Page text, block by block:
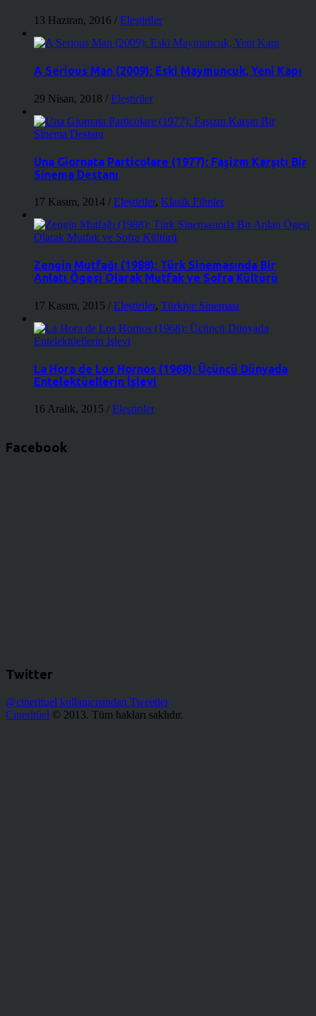
13 Haziran, 2016 / Eleştiriler
A Serious Man (2009): Eski Maymuncuk, Yeni Kapı
29 Nisan, 2018 / Eleştiriler
Una Giornata Particolare (1977): Faşizm Karşıtı Bir
Sinema Destanı
17 Kasım, 2014 / Eleştiriler, Klasik Filmler
Zengin Mutfağı (1988): Türk Sinemasında Bir
Anlatı Ögesi Olarak Mutfak ve Sofra Kültürü
17 Kasım, 2015 / Eleştiriler, Türkiye Sineması
La Hora de Los Hornos (1968): Üçüncü Dünyada
Entelektüellerin İşlevi
16 Aralık, 2015 / Eleştiriler
Facebook
Twitter
@cinerituel kullanıcısından Tweetler
Cineritüel © 2013. Tüm hakları saklıdır.